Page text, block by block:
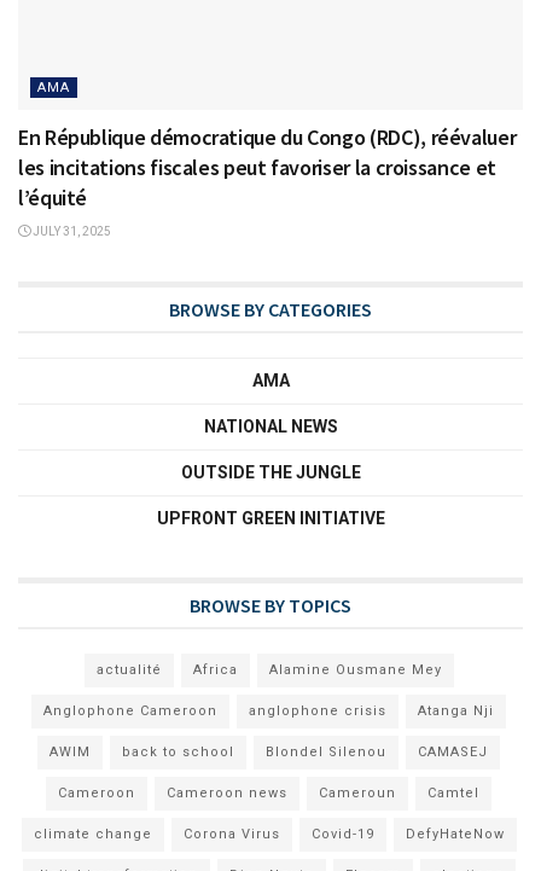
AMA
En République démocratique du Congo (RDC), réévaluer
les incitations fiscales peut favoriser la croissance et
l’équité
JULY 31, 2025
BROWSE BY CATEGORIES
AMA
NATIONAL NEWS
OUTSIDE THE JUNGLE
UPFRONT GREEN INITIATIVE
BROWSE BY TOPICS
actualité Africa Alamine Ousmane Mey
Anglophone Cameroon anglophone crisis Atanga Nji
AWIM back to school Blondel Silenou CAMASEJ
Cameroon Cameroon news Cameroun Camtel
climate change Corona Virus Covid-19 DefyHateNow